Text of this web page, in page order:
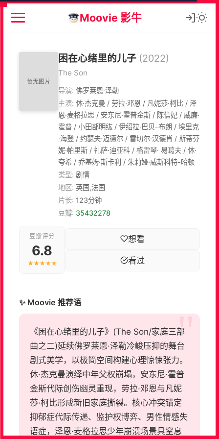
Moovie 影牛
困在心绪里的儿子 (2022)
The Son
导演: 佛罗莱恩·泽勒
主演: 休·杰克曼 / 劳拉·邓恩 / 凡妮莎·柯比 / 泽
恩·麦格拉思 / 安东尼·霍普金斯 / 陈信妃 / 威廉·
霍普 / 小田部明纮 / 伊绍拉·巴贝-布朗 / 埃里克
·海登 / 约瑟夫·迈德尔 / 雷切尔·汉德肖 / 斯蒂芬
妮·帕里斯 / 礼萨·迪亚科 / 格雷琴· 易葛夫 / 休·
夸希 / 乔基姆·斯卡利 / 朱莉娅·威斯科特-哈顿
类型: 剧情
地区: 英国,法国
片长: 123分钟
豆瓣: 35432278
豆瓣评分
6.8
★★★★★
想看
看过
✨ Moovie 推荐语
《困在心绪里的儿子》(The Son/家庭三部
曲之二)延续佛罗莱恩·泽勒冷峻压抑的舞台
剧式美学，以极简空间构建心理惊悚张力。
休·杰克曼演绎中年父权崩塌，安东尼·霍普
金斯代际创伤幽灵重现，劳拉·邓恩与凡妮
莎·柯比形成新旧家庭撕裂。核心冲突锚定
抑郁症代际传递、监护权博弈、男性情感失
语症，泽恩·麦格拉思少年崩溃场景具窒息